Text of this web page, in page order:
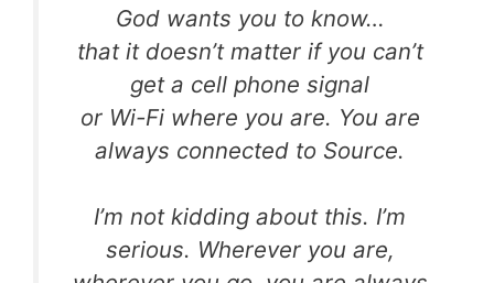
God wants you to know…
that it doesn’t matter if you can’t
get a cell phone signal
or Wi-Fi where you are. You are
always connected to Source.
I’m not kidding about this. I’m
serious. Wherever you are,